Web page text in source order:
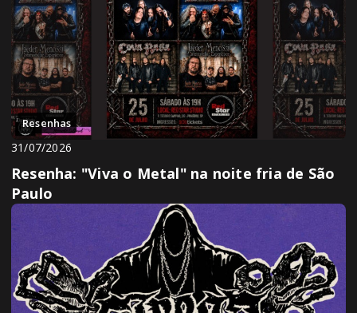
Resenhas
31/07/2026
Resenha: "Viva o Metal" na noite fria de São
Paulo